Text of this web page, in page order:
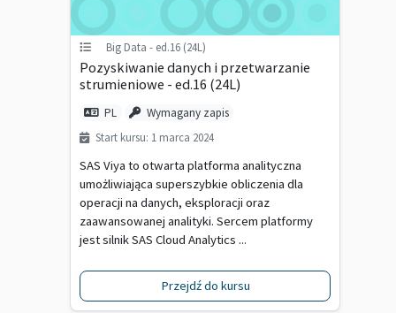
Big Data - ed.16 (24L)
Pozyskiwanie danych i przetwarzanie
strumieniowe - ed.16 (24L)
PL Wymagany zapis
Start kursu: 1 marca 2024
SAS Viya to otwarta platforma analityczna
umożliwiająca superszybkie obliczenia dla
operacji na danych, eksploracji oraz
zaawansowanej analityki. Sercem platformy
jest silnik SAS Cloud Analytics ...
Przejdź do kursu